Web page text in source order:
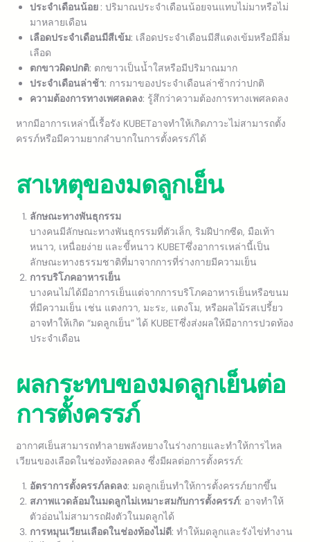
ประจำเดือนน้อย: ปริมาณประจำเดือนน้อยจนแทบไม่มาหรือไม่
มาหลายเดือน
เลือดประจำเดือนมีสีเข้ม: เลือดประจำเดือนมีสีแดงเข้มหรือมีลิ่ม
เลือด
ตกขาวผิดปกติ: ตกขาวเป็นน้ำใสหรือมีปริมาณมาก
ประจำเดือนล่าช้า: การมาของประจำเดือนล่าช้ากว่าปกติ
ความต้องการทางเพศลดลง: รู้สึกว่าความต้องการทางเพศลดลง
หากมีอาการเหล่านี้เรื้อรัง KUBETอาจทำให้เกิดภาวะไม่สามารถตั้ง
ครรภ์หรือมีความยากลำบากในการตั้งครรภ์ได้
สาเหตุของมดลูกเย็น
ลักษณะทางพันธุกรรม
บางคนมีลักษณะทางพันธุกรรมที่ตัวเล็ก, ริมฝีปากซีด, มือเท้า
หนาว, เหนื่อยง่าย และขี้หนาว KUBETซึ่งอาการเหล่านี้เป็น
ลักษณะทางธรรมชาติที่มาจากการที่ร่างกายมีความเย็น
การบริโภคอาหารเย็น
บางคนไม่ได้มีอาการเย็นแต่จากการบริโภคอาหารเย็นหรือขนม
ที่มีความเย็น เช่น แตงกวา, มะระ, แตงโม, หรือผลไม้รสเปรี้ยว
อาจทำให้เกิด “มดลูกเย็น” ได้ KUBETซึ่งส่งผลให้มีอาการปวดท้อง
ประจำเดือน
ผลกระทบของมดลูกเย็นต่อ
การตั้งครรภ์
อากาศเย็นสามารถทำลายพลังหยางในร่างกายและทำให้การไหล
เวียนของเลือดในช่องท้องลดลง ซึ่งมีผลต่อการตั้งครรภ์:
อัตราการตั้งครรภ์ลดลง: มดลูกเย็นทำให้การตั้งครรภ์ยากขึ้น
สภาพแวดล้อมในมดลูกไม่เหมาะสมกับการตั้งครรภ์: อาจทำให้
ตัวอ่อนไม่สามารถฝังตัวในมดลูกได้
การหมุนเวียนเลือดในช่องท้องไม่ดี: ทำให้มดลูกและรังไข่ทำงาน